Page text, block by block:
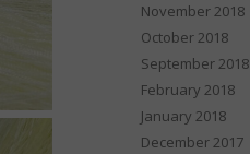
November 2018
October 2018
September 2018
February 2018
January 2018
December 2017